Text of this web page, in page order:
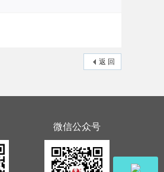
返 回
微信公众号